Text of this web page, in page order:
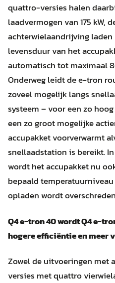
quattro-versies halen
laadvermogen van 175 kW,
achterwielaandrijving laden
levensduur van het
automatisch tot maximaal
Onderweg leidt de e-tron
zoveel mogelijk langs
systeem – voor een zo
een zo groot mogelijke
accupakket voorverwarmt
snellaadstation is bereikt.
wordt het accupakket nu
bepaald
opladen wordt
Q4 e-tron 40 wordt Q4 e-
hogere efficiëntie en meer
Zowel de uitvoeringen met
versies met quattro